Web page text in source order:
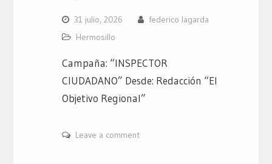
31 julio, 2026
federico lagarda
Hermosillo
Campaña: “INSPECTOR
CIUDADANO” Desde: Redacción “El
Objetivo Regional”
Leave a comment